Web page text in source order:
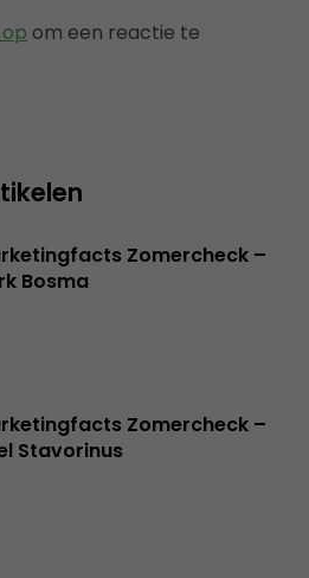
om een reactie te
Zomercheck –
Bosma
Zomercheck –
Stavorinus